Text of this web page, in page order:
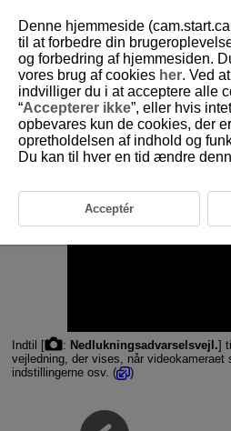
D292-089
Nedlukningsadvarsler
Indtil [ : Nedlukningsadvarselsvejl.]
vejledning, der vises, når
indstillingerne osv. (
)
Denne hjemmeside
til at forbedre din
og forbedring af hjemmesiden.
vores brug af cookies her. Ved
indvilliger du i at acceptere alle
“Accepterer ikke”, eller hvis
opbevares kun de cookies, der
opretholdelsen af indhold og
Du kan til hver en tid ændre
Acceptér